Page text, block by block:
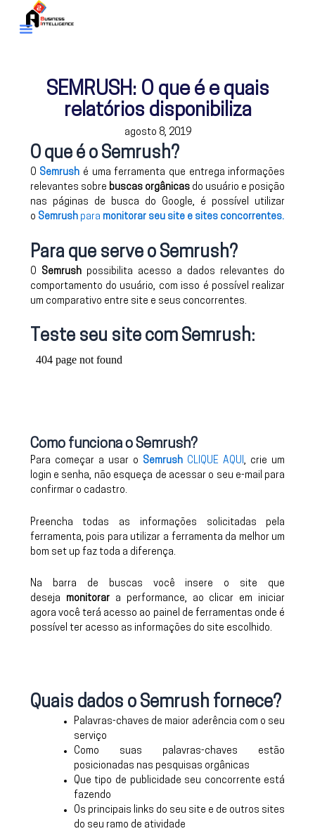
para
Menu
SEMRUSH: O que é e quais
relatórios disponibiliza
agosto 8, 2019
O que é o Semrush?
O Semrush é uma ferramenta que entrega informações
relevantes sobre buscas orgânicasdo usuário e posição
nas páginas de busca do Google, é possível utilizar
o Semrushpara monitorar seu site e sites concorrentes.
Para que serve o Semrush?
O Semrush possibilita acesso a dados relevantes do
comportamento do usuário, com isso é possível realizar
um comparativo entre site e seus concorrentes.
Teste seu site com Semrush:
Como funciona o Semrush?
Para começar a usar o Semrush CLIQUE AQUI, crie um
login e senha, não esqueça de acessar o seu e-mail para
confirmar o cadastro.
Preencha todas as informações solicitadas pela
ferramenta, pois para utilizar a ferramenta da melhor um
bom set up faz toda a diferença.
Na barra de buscas você insere o site que
deseja monitorar a performance, ao clicar em iniciar
agora você terá acesso ao painel de ferramentas onde é
possível ter acesso as informações do site escolhido.
Quais dados o Semrush fornece?
Palavras-chaves de maior aderência com o seu
serviço
Como suas palavras-chaves estão
posicionadas nas pesquisas orgânicas
Que tipo de publicidade seu concorrente está
fazendo
Os principais links do seu site e de outros sites
do seu ramo de atividade